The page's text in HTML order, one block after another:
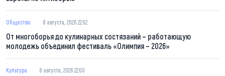
Общество 8 августа, 2026 22:02
От многоборья до кулинарных состязаний – работающую
молодежь объединил фестиваль «Олимпия – 2026»
Культура 8 августа, 2026 22:00